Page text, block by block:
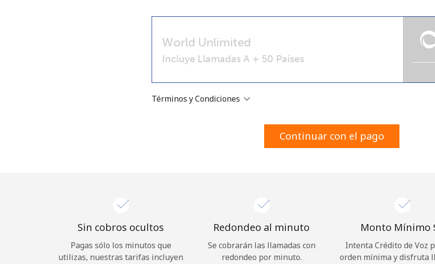
Un número
Al abrir una cuenta en este sitio web, estoy de
World Unlimited
Incluye Llamadas A + 50 Países
Términos y Condiciones
Continuar con el pago
Sin cobros ocultos
Pagas sólo los minutos que
utilizas, nuestras tarifas incluyen
Redondeo al minuto
Se cobrarán las llamadas con
redondeo por minuto.
Monto Mínimo
Intenta Crédito de Voz
orden mínima y disfruta